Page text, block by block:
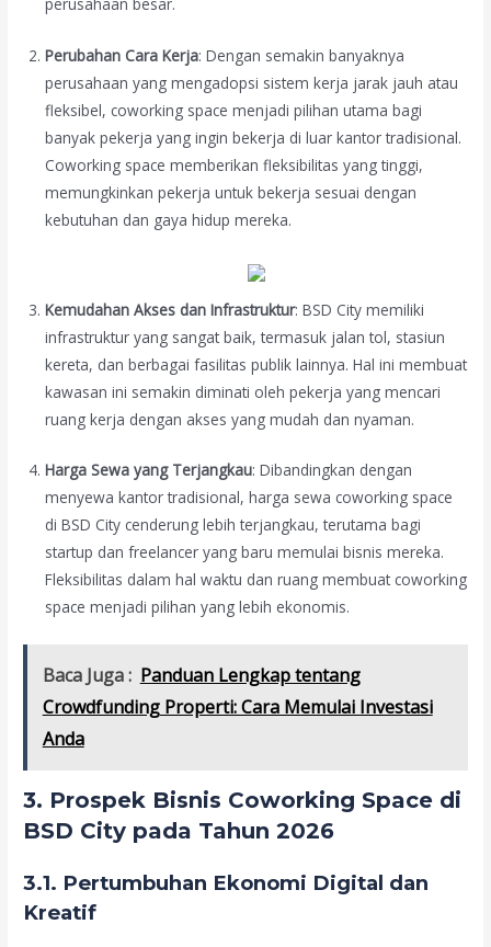
Perubahan Cara Kerja: Dengan semakin banyaknya
perusahaan yang mengadopsi sistem kerja jarak jauh atau
fleksibel, coworking space menjadi pilihan utama bagi
banyak pekerja yang ingin bekerja di luar kantor tradisional.
Coworking space memberikan fleksibilitas yang tinggi,
memungkinkan pekerja untuk bekerja sesuai dengan
kebutuhan dan gaya hidup mereka.
Kemudahan Akses dan Infrastruktur: BSD City memiliki
infrastruktur yang sangat baik, termasuk jalan tol, stasiun
kereta, dan berbagai fasilitas publik lainnya. Hal ini membuat
kawasan ini semakin diminati oleh pekerja yang mencari
ruang kerja dengan akses yang mudah dan nyaman.
Harga Sewa yang Terjangkau: Dibandingkan dengan
menyewa kantor tradisional, harga sewa coworking space
di BSD City cenderung lebih terjangkau, terutama bagi
startup dan freelancer yang baru memulai bisnis mereka.
Fleksibilitas dalam hal waktu dan ruang membuat coworking
space menjadi pilihan yang lebih ekonomis.
Baca Juga : Panduan Lengkap tentang
Crowdfunding Properti: Cara Memulai Investasi
Anda
3. Prospek Bisnis Coworking Space di
BSD City pada Tahun 2026
3.1. Pertumbuhan Ekonomi Digital dan
Kreatif